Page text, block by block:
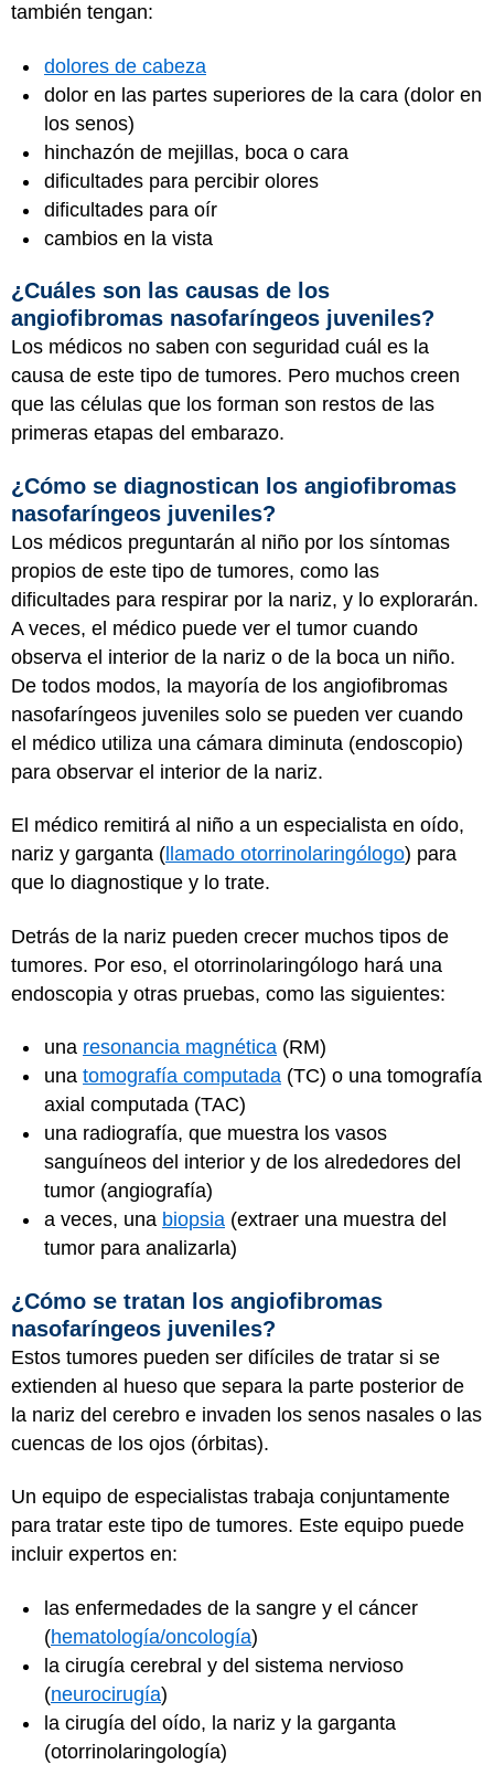
también tengan:
dolores de cabeza
dolor en las partes superiores de la cara (dolor en
los senos)
hinchazón de mejillas, boca o cara
dificultades para percibir olores
dificultades para oír
cambios en la vista
¿Cuáles son las causas de los
angiofibromas nasofaríngeos juveniles?
Los médicos no saben con seguridad cuál es la
causa de este tipo de tumores. Pero muchos creen
que las células que los forman son restos de las
primeras etapas del embarazo.
¿Cómo se diagnostican los angiofibromas
nasofaríngeos juveniles?
Los médicos preguntarán al niño por los síntomas
propios de este tipo de tumores, como las
dificultades para respirar por la nariz, y lo explorarán.
A veces, el médico puede ver el tumor cuando
observa el interior de la nariz o de la boca un niño.
De todos modos, la mayoría de los angiofibromas
nasofaríngeos juveniles solo se pueden ver cuando
el médico utiliza una cámara diminuta (endoscopio)
para observar el interior de la nariz.
El médico remitirá al niño a un especialista en oído,
nariz y garganta ( llamado otorrinolaringólogo) para
que lo diagnostique y lo trate.
Detrás de la nariz pueden crecer muchos tipos de
tumores. Por eso, el otorrinolaringólogo hará una
endoscopia y otras pruebas, como las siguientes:
una resonancia magnética (RM)
una tomografía computada (TC) o una tomografía
axial computada (TAC)
una radiografía, que muestra los vasos
sanguíneos del interior y de los alrededores del
tumor (angiografía)
a veces, una biopsia (extraer una muestra del
tumor para analizarla)
¿Cómo se tratan los angiofibromas
nasofaríngeos juveniles?
Estos tumores pueden ser difíciles de tratar si se
extienden al hueso que separa la parte posterior de
la nariz del cerebro e invaden los senos nasales o las
cuencas de los ojos (órbitas).
Un equipo de especialistas trabaja conjuntamente
para tratar este tipo de tumores. Este equipo puede
incluir expertos en:
las enfermedades de la sangre y el cáncer
(hematología/oncología)
la cirugía cerebral y del sistema nervioso
(neurocirugía)
la cirugía del oído, la nariz y la garganta
(otorrinolaringología)